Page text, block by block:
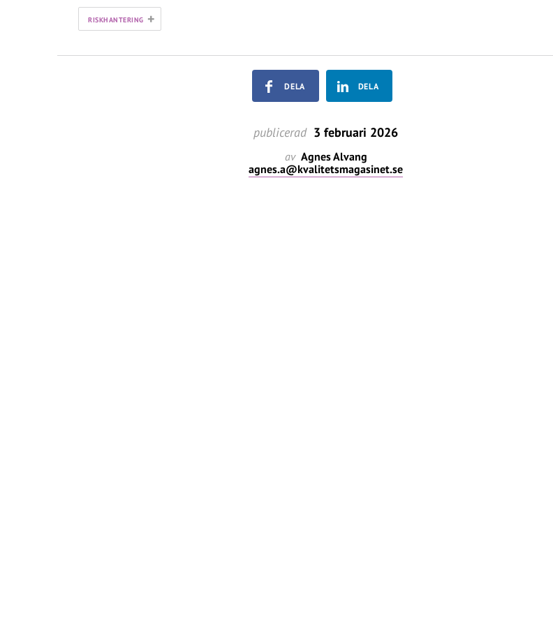
RISKHANTERING +
DELA DELA
publicerad 3 februari 2026
av Agnes Alvang
agnes.a@kvalitetsmagasinet.se